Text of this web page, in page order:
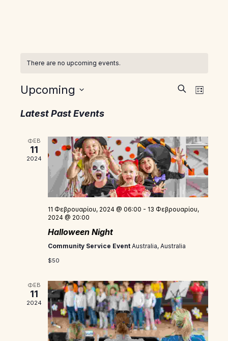
There are no upcoming events.
Events
Views
Search
List
Upcoming
date.
Latest Past Events
ΦΕΒ
11
2024
11 Φεβρουαρίου, 2024 @ 06:00 - 13 Φεβρουαρίου,
2024 @ 20:00
Halloween Night
Community Service Event Australia, Australia
$50
ΦΕΒ
11
2024